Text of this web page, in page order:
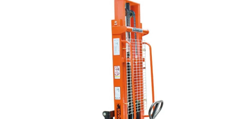
Herramientas y Construcción